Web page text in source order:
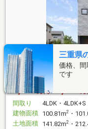
3,450万円・
間取り
4LDK・4LDK+S
建物面積 100.81m2 ・
土地面積 141.82m2 ・
三重県
価格、
です